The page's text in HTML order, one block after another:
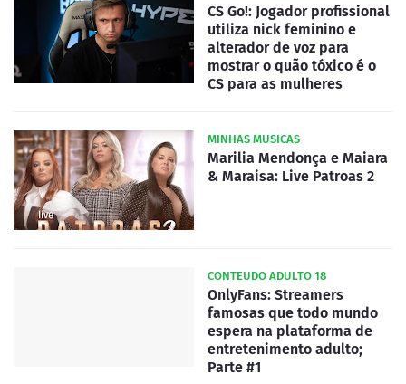
CS Go!: Jogador profissional
utiliza nick feminino e
alterador de voz para
mostrar o quão tóxico é o
CS para as mulheres
MINHAS MUSICAS
Marilia Mendonça e Maiara
& Maraisa: Live Patroas 2
CONTEUDO ADULTO 18
OnlyFans: Streamers
famosas que todo mundo
espera na plataforma de
entretenimento adulto;
Parte #1